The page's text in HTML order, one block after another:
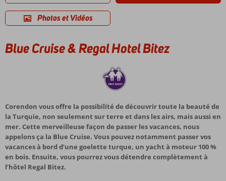
Photos et Vidéos
Blue Cruise & Regal Hotel Bitez
Corendon vous offre la possibilité de découvrir toute la beauté de
la Turquie, non seulement sur terre et dans les airs, mais aussi en
mer. Cette merveilleuse façon de passer les vacances, nous
appelons ça la Blue Cruise. Vous pouvez notamment passer vos
vacances à bord d’une goelette turque, un yacht à moteur 100 %
en bois. Ensuite, vous pourrez vous détendre complètement à
l’hôtel Regal Bitez.